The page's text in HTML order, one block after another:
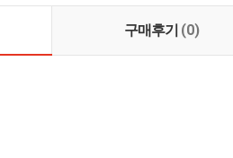
구매후기 (0)